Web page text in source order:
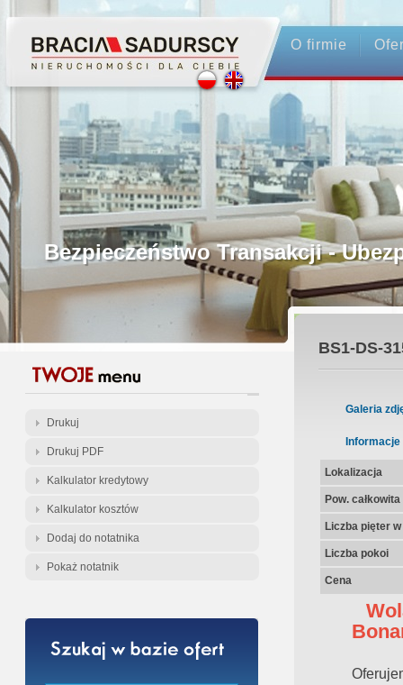
O firmie
Profesjonalne Pośrednictwo
Bezpieczeństwo Transakcji -
Licencjonowani Pośrednicy
Gwarancja Zwrotu Zadatku
Gratis - Przedwstępna Umowa
Drukuj
Drukuj PDF
Kalkulator kredytowy
Kalkulator kosztów
Dodaj do notatnika
Pokaż notatnik
BS1-DS-
Galeria
Informacje
Lokalizacja
Pow.
Liczba pięter
Liczba pokoi
Cena